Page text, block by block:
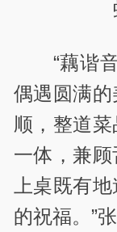
“藕谐
偶遇圆满
顺，整道
一体，兼
上桌既有
的祝福。”张